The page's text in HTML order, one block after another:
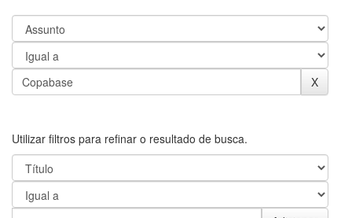
Utilizar filtros para refinar o resultado de busca.